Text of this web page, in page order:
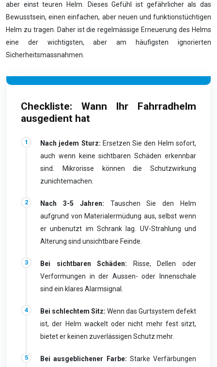
aber einst teuren Helm. Dieses Gefühl ist gefährlicher als das
Bewusstsein, einen einfachen, aber neuen und funktionstüchtigen
Helm zu tragen. Daher ist die regelmässige Erneuerung des Helms
eine der wichtigsten, aber am häufigsten ignorierten
Sicherheitsmassnahmen.
Checkliste: Wann Ihr Fahrradhelm
ausgedient hat
Nach jedem Sturz: Ersetzen Sie den Helm sofort,
auch wenn keine sichtbaren Schäden erkennbar
sind. Mikrorisse können die Schutzwirkung
zunichtemachen.
Nach 3-5 Jahren: Tauschen Sie den Helm
aufgrund von Materialermüdung aus, selbst wenn
er unbenutzt im Schrank lag. UV-Strahlung und
Alterung sind unsichtbare Feinde.
Bei sichtbaren Schäden: Risse, Dellen oder
Verformungen in der Aussen- oder Innenschale
sind ein klares Alarmsignal.
Bei schlechtem Sitz: Wenn das Gurtsystem defekt
ist, der Helm wackelt oder nicht mehr fest sitzt,
bietet er keinen zuverlässigen Schutz mehr.
Bei ausgeblichener Farbe: Starke Verfärbungen